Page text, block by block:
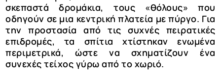
σκεπαστά δρομάκια, τους «θόλους» που
οδηγούν σε μια κεντρική πλατεία με πύργο. Για
την προστασία από τις συχνές πειρατικές
επιδρομές, τα σπίτια χτίστηκαν ενωμένα
περιμετρικά, ώστε να σχηματίζουν ένα
συνεχές τείχος γύρω από το χωριό.